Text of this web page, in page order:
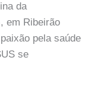
da
em Ribeirão
pela saúde
se